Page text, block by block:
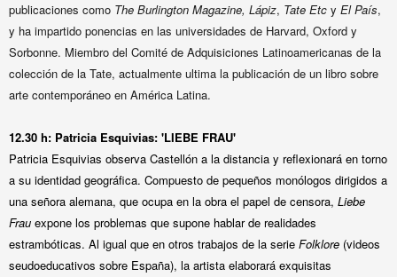
publicaciones como The Burlington Magazine, Lápiz, Tate Etc y El País,
y ha impartido ponencias en las universidades de Harvard, Oxford y
Sorbonne. Miembro del Comité de Adquisiciones Latinoamericanas de la
colección de la Tate, actualmente ultima la publicación de un libro sobre
arte contemporáneo en América Latina.
12.30 h: Patricia Esquivias: 'LIEBE FRAU'
Patricia Esquivias observa Castellón a la distancia y reflexionará en torno
a su identidad geográfica. Compuesto de pequeños monólogos dirigidos a
una señora alemana, que ocupa en la obra el papel de censora, Liebe
Frau expone los problemas que supone hablar de realidades
estrambóticas. Al igual que en otros trabajos de la serie Folklore (videos
seudoeducativos sobre España), la artista elaborará exquisitas